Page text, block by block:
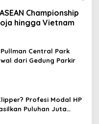
Championship
hingga Vietnam
Central Park
dari Gedung Parkir
Profesi Modal HP
Puluhan Juta